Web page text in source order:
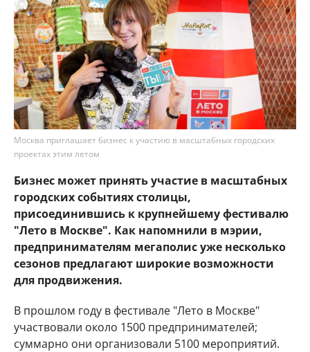
Москва приглашает бизнес к участию в масштабных городских
проектах этим летом
Бизнес может принять участие в масштабных
городских событиях столицы,
присоединившись к крупнейшему фестивалю
"Лето в Москве". Как напомнили в мэрии,
предпринимателям мегаполис уже несколько
сезонов предлагают широкие возможности
для продвижения.
В прошлом году в фестивале "Лето в Москве"
участвовали около 1500 предпринимателей;
суммарно они организовали 5100 мероприятий.